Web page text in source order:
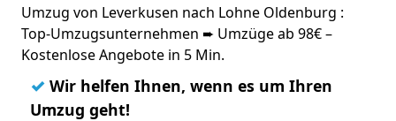
Umzug von Leverkusen nach Lohne Oldenburg :
Top-Umzugsunternehmen ➨ Umzüge ab 98€ –
Kostenlose Angebote in 5 Min.
✓ Wir helfen Ihnen, wenn es um Ihren
Umzug geht!